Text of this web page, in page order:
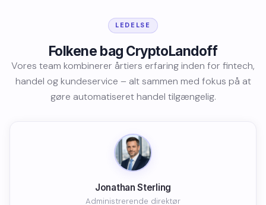
LEDELSE
Folkene bag CryptoLandoff
Vores team kombinerer årtiers erfaring inden for fintech,
handel og kundeservice – alt sammen med fokus på at
gøre automatiseret handel tilgængelig.
Jonathan Sterling
Administrerende direktør